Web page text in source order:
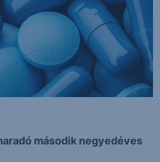
második negyedéves